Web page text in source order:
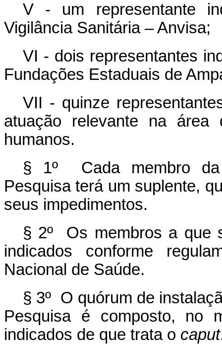
V - um representante
Vigilância Sanitária – Anvisa;
VI - dois representantes
Fundações Estaduais de
VII - quinze
atuação relevante na
humanos.
§ 1º Cada membro da
Pesquisa terá um suplente,
seus impedimentos.
§ 2º Os membros a
indicados conforme
Nacional de Saúde.
§ 3º O quórum de
Pesquisa é composto, no
indicados de que trata o caput